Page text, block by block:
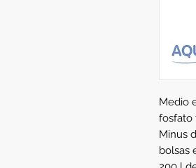
Medio
fosfato
Minus
bolsas